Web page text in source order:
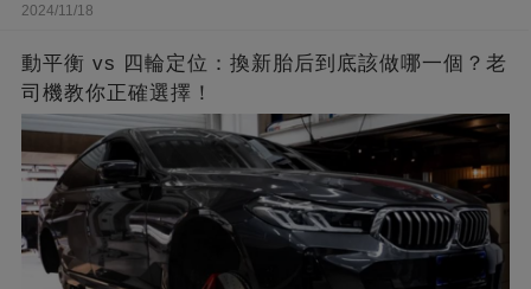
2024/11/18
動平衡 vs 四輪定位：換新胎后到底該做哪一個？老
司機教你正確選擇！